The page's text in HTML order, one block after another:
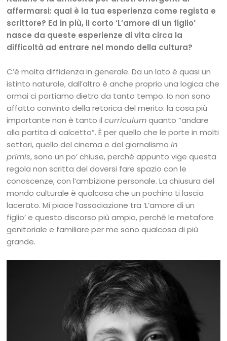
affermarsi: qual è la tua esperienza come regista e
scrittore? Ed in più, il corto ‘L’amore di un figlio’
nasce da queste esperienze di vita circa la
difficoltà ad entrare nel mondo della cultura?
C’è molta diffidenza in generale. Da un lato è quasi un
istinto naturale, dall’altro è anche proprio una logica che
ormai ci portiamo dietro da tanto tempo. Io non sono
affatto convinto della retorica del merito: la cosa più
importante non è tanto ilcurriculumquanto “andare
alla partita di calcetto”. È per quello che le porte in molti
settori, quello del cinema e del giornalismoin
primis, sono un po’ chiuse, perché appunto vige questa
regola non scritta del doversi fare spazio con le
conoscenze, con l’ambizione personale. La chiusura del
mondo culturale è qualcosa che un pochino ti lascia
lacerato. Mi piace l’associazione tra ‘L’amore di un
figlio’ e questo discorso più ampio, perché le metafore
genitoriale e familiare per me sono qualcosa di più
grande.